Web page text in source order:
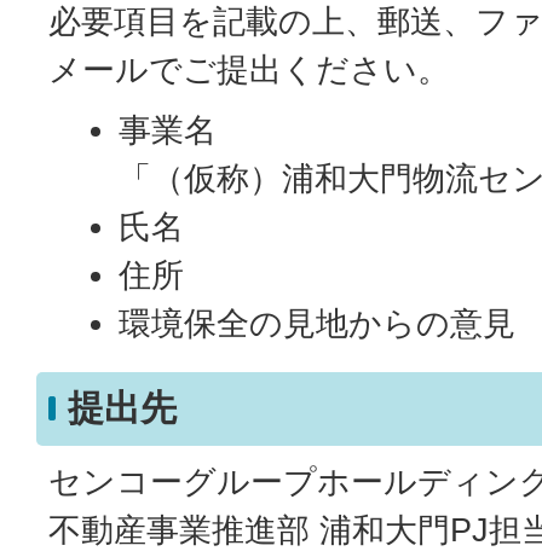
必要項目を記載の上、郵送、フ
メールでご提出ください。
事業名
「（仮称）浦和大門物流セ
氏名
住所
環境保全の見地からの意見
提出先
センコーグループホールディン
不動産事業推進部 浦和大門PJ担